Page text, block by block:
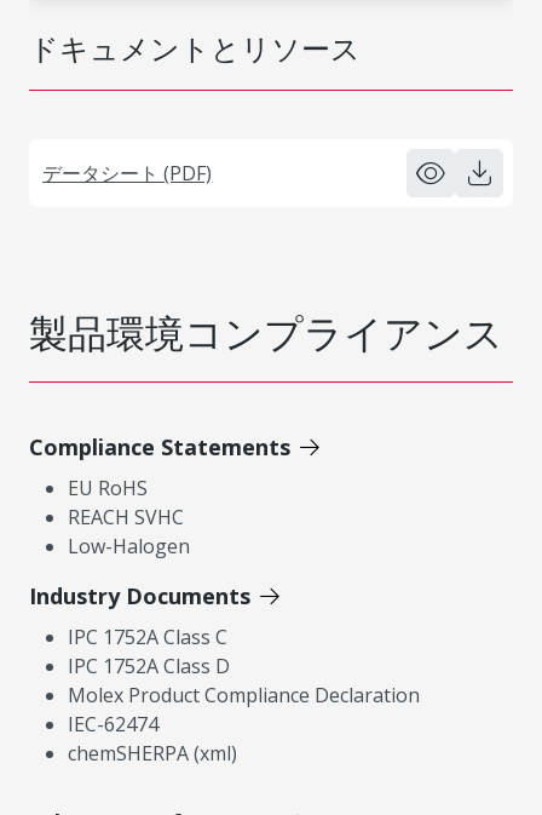
ドキュメントとリソース
データシート (PDF)
製品環境コンプライアンス
Compliance Statements
EU RoHS
REACH SVHC
Low-Halogen
Industry Documents
IPC 1752A Class C
IPC 1752A Class D
Molex Product Compliance Declaration
IEC-62474
chemSHERPA (xml)